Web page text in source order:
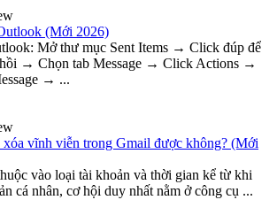
(Mới 2026)
Mở thư mục Sent Items → Click đúp để
hồi → Chọn tab Message → Click Actions →
→ ...
vĩnh viễn trong Gmail được không? (Mới
vào loại tài khoản và thời gian kể từ khi
cá nhân, cơ hội duy nhất nằm ở công cụ ...